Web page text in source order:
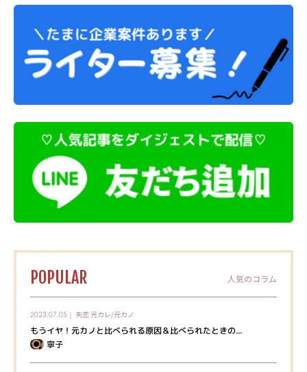
POPULAR 人気のコラム
2023.07.05｜ 失恋元カレ/元カノ
もうイヤ！元カノと比べられる原因＆比べられたときの...
寧子